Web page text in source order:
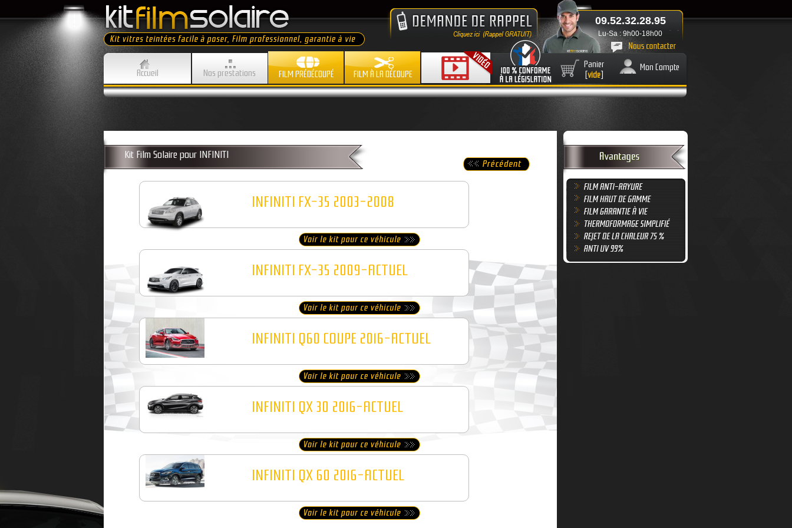
Lu-Sa : 9h00-18h00
09.52.32.28.95
Accueil Nos prestations FILM PRÉDÉCOUPÉ FILM À LA DÉCOUPE
Panier
[vide]
Mon Compte
Kit Film Solaire pour INFINITI
INFINITI FX-35 2003-2008
INFINITI FX-35 2009-ACTUEL
INFINITI Q60 COUPE 2016-ACTUEL
INFINITI QX 30 2016-ACTUEL
INFINITI QX 60 2016-ACTUEL